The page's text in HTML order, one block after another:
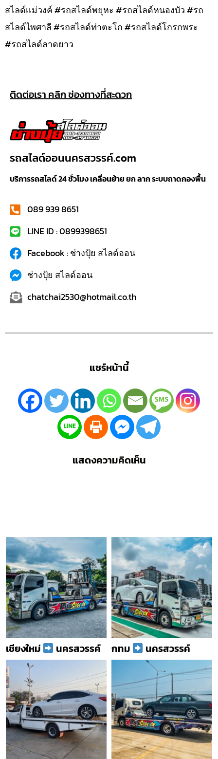
สไลด์เเม่วงค์ #รถสไลด์พยุหะ #รถสไลด์หนองบัว #รถ
สไลด์ไพศาลี #รถสไลด์ท่าตะโก #รถสไลด์โกรกพระ
#รถสไลด์ลาดยาว
ติดต่อเรา คลิก ช่องทางที่สะดวก
รถสไลด์ออนนครสวรรค์.com
บริการรถสไลด์ 24 ชั่วโมง เคลื่อนย้าย ยก ลาก ระบบถาดกองพื้น
089 939 8651
LINE ID : 0899398651
Facebook : ช่างปุ้ย สไลด์ออน
ช่างปุ้ย สไลด์ออน
chatchai2530@hotmail.co.th
แชร์หน้านี้
แสดงความคิดเห็น
เชียงใหม่ นครสวรรค์ กทม นครสวรรค์